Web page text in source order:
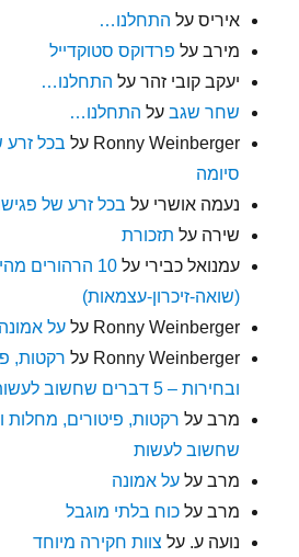
איריס על התחלנו…
מירב על פרדוקס סטוקדייל
יעקב קובי זהר על התחלנו…
שחר שגב על התחלנו…
Ronny Weinberger על בכל זרע
סיומה
נעמה אושרי על בכל זרע של
שירה על תזכורת
עמנואל כבירי על
10 הרהורים
(שואה-זיכרון-עצמאות)
Ronny Weinberger עלעל אמונה
Ronny Weinberger על רקטות,
ובחירות – 5 דברים שחשוב לעשות
מרב על
שחשוב לעשות
מרב עלעל אמונה
מרב עלכוח בלתי מוגבל
נועה ע. על צוות חקירה מיוחד